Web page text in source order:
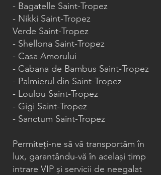
- Bagatelle Saint-Tropez
- Nikki Saint-Tropez
Verde Saint-Tropez
- Shellona Saint-Tropez
- Casa Amorului
- Cabana de Bambus Saint-Tropez
- Palmierul din Saint-Tropez
- Loulou Saint-Tropez
- Gigi Saint-Tropez
- Sanctum Saint-Tropez
Permiteți-ne să vă transportăm în
lux, garantându-vă în același timp
intrare VIP și servicii de neegalat